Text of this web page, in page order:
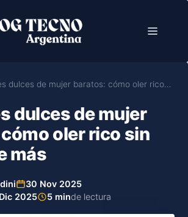
Menú
dulces de mujer baratos: cómo oler rico…
dulces de mujer
oler rico sin
más
30 Nov 2025
2025 5 minde lectura